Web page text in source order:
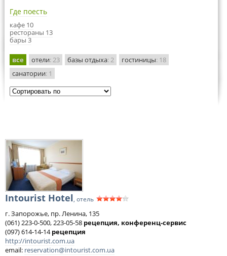
Где поесть
кафе 10
рестораны 13
бары 3
все отели: 23 базы отдыха: 2 гостиницы: 18
санатории: 1
Intourist Hotel, отель
г. Запорожье, пр. Ленина, 135
(061) 223-0-500, 223-05-58 рецепция, конференц-сервис
(097) 614-14-14рецепция
http://intourist.com.ua
email: reservation@intourist.com.ua